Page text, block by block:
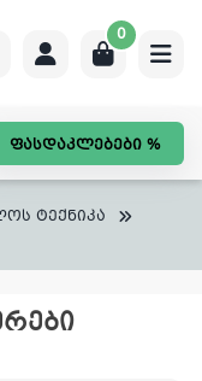
0
ფასდაკლებები %
ტექნიკა